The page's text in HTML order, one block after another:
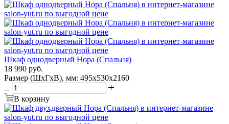
Шкаф однодверный Нора (Спальня)
18 990 руб.
Размер (ШхГхВ), мм: 495х530х2160
В корзину